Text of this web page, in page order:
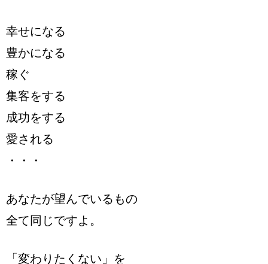
幸せになる
豊かになる
稼ぐ
集客をする
成功をする
愛される
・・・
あなたが望んでいるもの
全て同じですよ。
「変わりたくない」を